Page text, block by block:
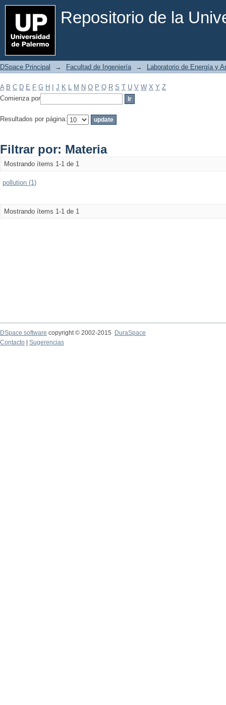
Repositorio de la
Filtrar por: Materia
DSpace Principal → Facultad de Ingeniería → Laboratorio de Energía y
A B C D E F G H J K L M N O P Q R S T U V W X Y Z
Comienza por
Resultados por página:
Filtrar por: Materia
Mostrando ítems 1-1 de 1
pollution (1)
Mostrando ítems 1-1 de 1
DSpace software copyright © 2002-2015
DuraSpace
Contacto
Sugerencias